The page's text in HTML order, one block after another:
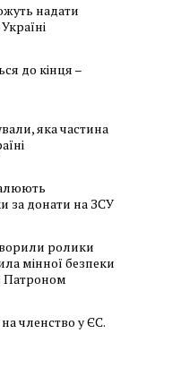
надати
до кінця –
яка частина
за донати на ЗСУ
ролики
мінної безпеки
Патроном
членство у ЄС.